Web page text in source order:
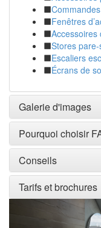
Fenêtres
Accessoires
Stores
Escaliers
Écrans de
Galerie d'images
Pourquoi choisir
Conseils
Tarifs et brochures